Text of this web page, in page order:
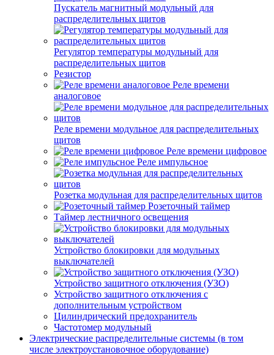
Пускатель магнитный модульный для
распределительных щитов
Регулятор температуры модульный для
распределительных щитов
Резистор
Реле времени
аналоговое
Реле времени модульное для распределительных
щитов
Реле времени цифровое
Реле импульсное
Розетка модульная для распределительных щитов
Розеточный таймер
Таймер лестничного освещения
Устройство блокировки для модульных
выключателей
Устройство защитного отключения (УЗО)
Устройство защитного отключения с
дополнительным устройством
Цилиндрический предохранитель
Частотомер модульный
Электрические распределительные системы (в том
числе электроустановочное оборудование)